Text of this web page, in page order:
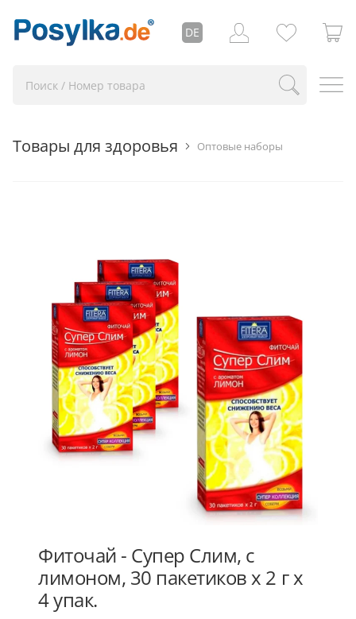
DE
Оптовые наборы
Товары для здоровья
Фиточай - Супер Слим, с
лимоном, 30 пакетиков х 2 г х
4 упак.